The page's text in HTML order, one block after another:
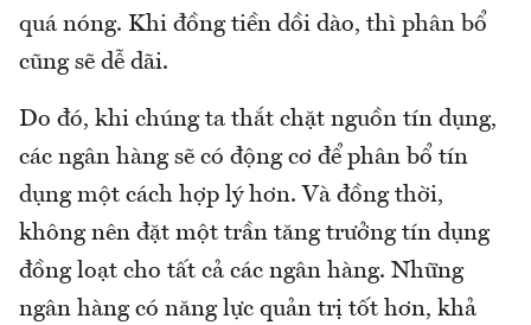
quá nóng. Khi đồng tiền dồi dào, thì phân bổ
cũng sẽ dễ dãi.
Do đó, khi chúng ta thắt chặt nguồn tín dụng,
các ngân hàng sẽ có động cơ để phân bổ tín
dụng một cách hợp lý hơn. Và đồng thời,
không nên đặt một trần tăng trưởng tín dụng
đồng loạt cho tất cả các ngân hàng. Những
ngân hàng có năng lực quản trị tốt hơn, khả